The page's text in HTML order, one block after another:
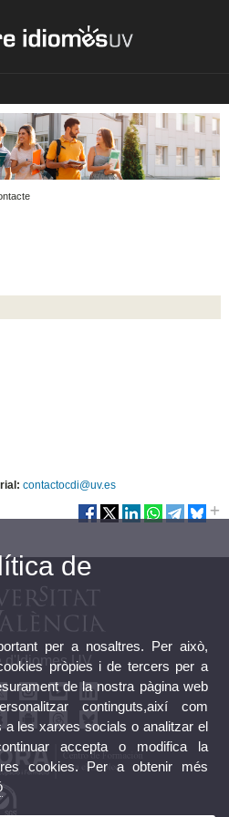
contactocdi@uv.es
d'Idiomes UV
de
per a nosaltres. Per això,
pròpies i de tercers per a
de la nostra pàgina web
continguts,així com
a les xarxes socials o analitzar el
accepta o modifica la
cookies. Per a obtenir més